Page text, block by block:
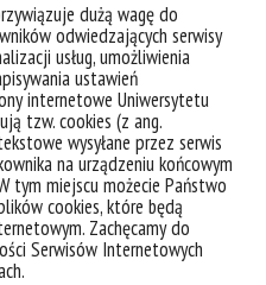
dużą wagę do
odwiedzających serwisy
usług, umożliwienia
ustawień
internetowe Uniwersytetu
tzw. cookies (z ang.
wysyłane przez serwis
na urządzeniu końcowym
tym miejscu możecie Państwo
cookies, które będą
Zachęcamy do
Serwisów Internetowych
programu „Społeczna
Edukacji i Nauki